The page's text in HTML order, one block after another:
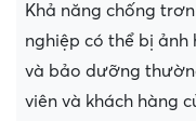
Khả năng chống
nghiệp có thể bị ảnh
và bảo dưỡng
viên và khách hàng